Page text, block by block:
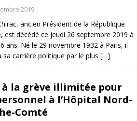
2019
ancien Président de la République
est décédé ce jeudi 26 septembre 2019 à
ans. Né le 29 novembre 1932 à Paris, il
sa carrière politique par le plus […]
à la grève illimitée pour
à l’Hôpital Nord-
Comté